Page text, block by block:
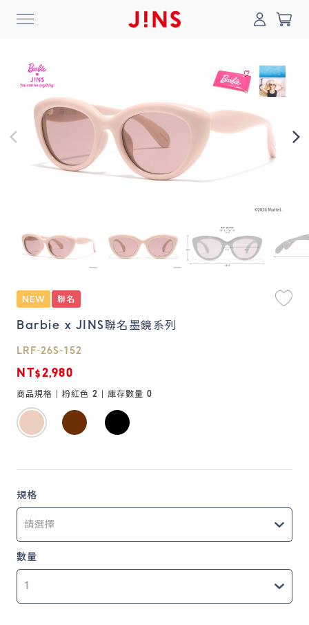
登入/註冊 門市一覽 我的最愛
最新消息
Collection
Online Shop
鏡片說明
Lens
常見問題
FAQ
0
Barbie x JINS聯名墨鏡系列
LRF-26S-152
NT$2,980
商品規格 | 粉紅色 2 | 庫存數量 0
規格
數量